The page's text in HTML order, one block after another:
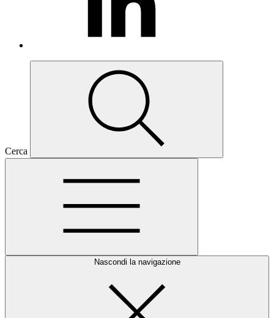
Cerca
Nascondi la navigazione